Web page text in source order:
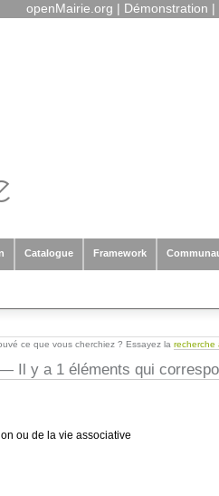
openMairie.org | Démonstration |
Catalogue Framework
ce que vous cherchiez ? Essayez la recherche
Il y a 1 éléments qui
ou de la vie associative